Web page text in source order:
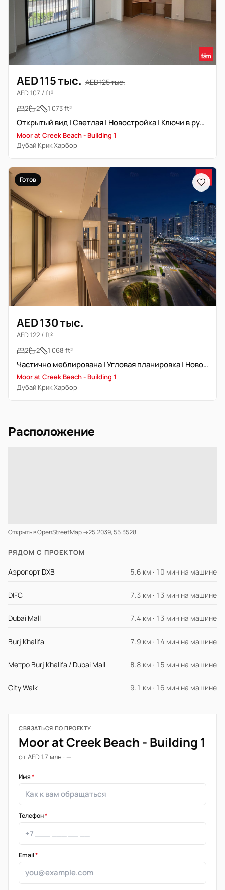
AED 115 тыс. AED 125 тыс.
AED 107 / ft²
2
2 1 073 ft²
Открытый вид | Светлая | Новостройка | Ключи в руках
Moor at Creek Beach - Building 1
Дубай Крик Харбор
Готов
AED 130 тыс.
AED 122 / ft²
2
2 1 068 ft²
Частично меблирована | Угловая планировка | Новостройка
Moor at Creek Beach - Building 1
Дубай Крик Харбор
Расположение
Открыть в OpenStreetMap →25.2039, 55.3528
РЯДОМ С ПРОЕКТОМ
Аэропорт DXB 5.6 км · 10 мин на машине
DIFC 7.3 км · 13 мин на машине
Dubai Mall 7.4 км · 13 мин на машине
Burj Khalifa 7.9 км · 14 мин на машине
Метро Burj Khalifa / Dubai Mall 8.8 км · 15 мин на машине
City Walk 9.1 км · 16 мин на машине
СВЯЗАТЬСЯ ПО ПРОЕКТУ
Moor at Creek Beach - Building 1
от AED 1,7 млн · —
Имя*
Телефон*
Email*